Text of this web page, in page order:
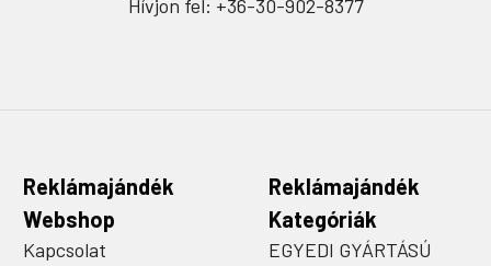
Hívjon fel: +36-30-902-8377
Reklámajándék
Webshop
Kapcsolat
Reklámajándék
Kategóriák
EGYEDI GYÁRTÁSÚ